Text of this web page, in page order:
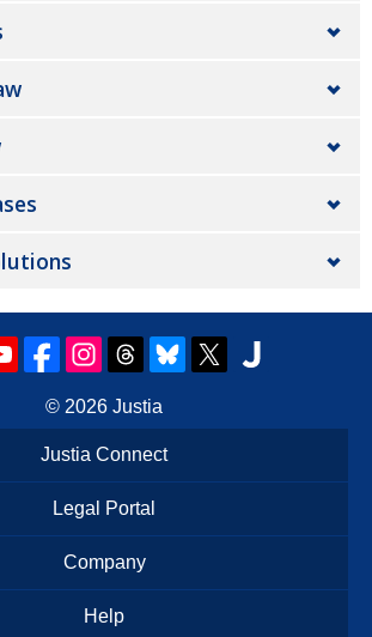
© 2026 Justia
Justia Connect
Legal Portal
Company
Help